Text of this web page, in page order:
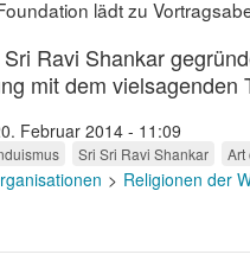
lädt zu
Ravi Shankar
mit dem
Februar 2014 - 11:09
Sri Sri Ravi Shankar Art
Religionen der